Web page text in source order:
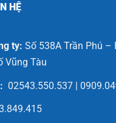
HỆ
ty: Số 538A Trần Phú –
Vũng Tàu
02543.550.537 |